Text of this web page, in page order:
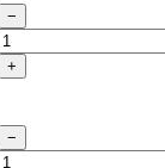
−
+
−